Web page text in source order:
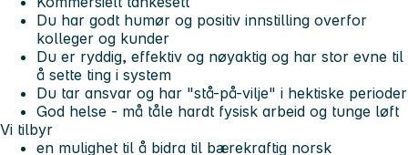
Du har godt humør og positiv innstilling overfor
kolleger og kunder
Du er ryddig, effektiv og nøyaktig og har stor evne til
å sette ting i system
Du tar ansvar og har "stå-på-vilje" i hektiske perioder
God helse - må tåle hardt fysisk arbeid og tunge løft
Vi tilbyr
en mulighet til å bidra til bærekraftig norsk